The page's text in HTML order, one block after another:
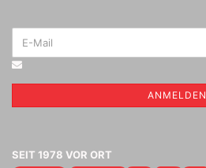
ANMELDEN
SEIT 1978 VOR ORT